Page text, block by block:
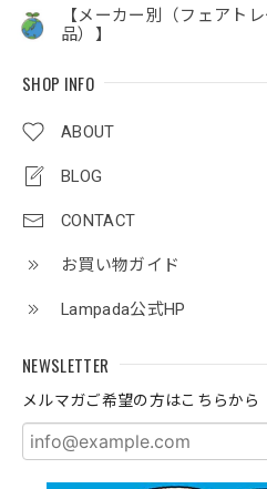
【メーカー別（フェアト
品）】
SHOP INFO
ABOUT
BLOG
CONTACT
お買い物ガイド
Lampada公式HP
NEWSLETTER
メルマガご希望の方はこちらから